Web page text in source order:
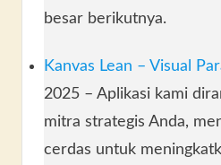
besar berikutnya.
Kanvas Lean – Visual
2025 – Aplikasi kami
mitra strategis Anda,
cerdas untuk